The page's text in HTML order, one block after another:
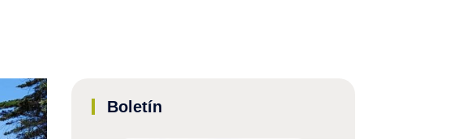
Boletín